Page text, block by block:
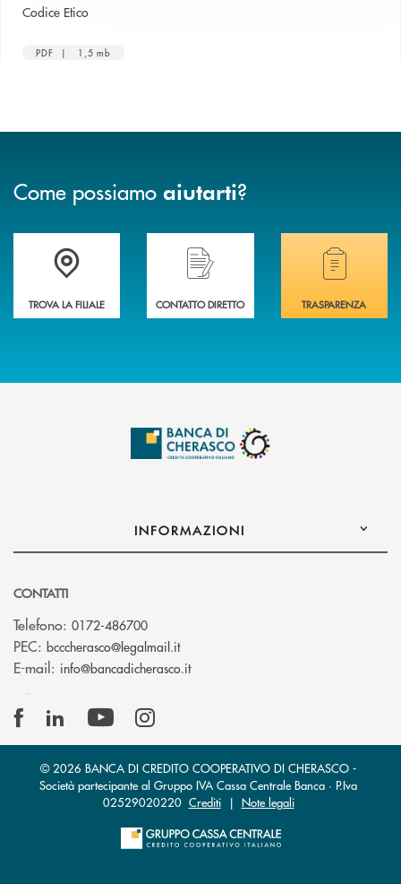
Codice Eticoapre una nuova finestra
PDF | 1,5 mb
Come possiamo aiutarti?
Accedi all' elenco completo delle filiali .
TROVA LA FILIALE
Hai bisogno di assistenza immediata?
CONTATTO DIRETTO
Hai bisogno di
TRASPARENZA
INFORMAZIONI
CONTATTI
Telefono: 0172-486700
PEC: bcccherasco@legalmail.it(si apre l’app di posta elettronica)
E-mail: info@bancadicherasco.it(si apre l’app di posta elettronica)
© 2026 BANCA DI CREDITO COOPERATIVO DI CHERASCO -
Società partecipante al Gruppo IVA Cassa Centrale Banca · P.Iva
02529020220 Crediti| Note legali